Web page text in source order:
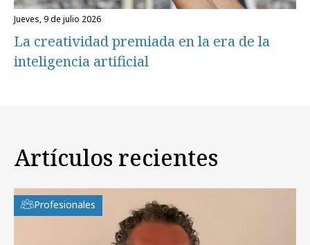
jueves, 9 de julio 2026
La creatividad premiada en la era de la
inteligencia artificial
Artículos recientes
Profesionales